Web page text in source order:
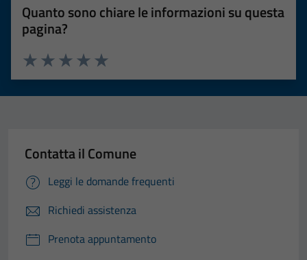
Quanto sono chiare le informazioni su questa
pagina?
Valuta 5 stelle su 5
Valuta 4 stelle su 5
Valuta 3 stelle su 5
Valuta 2 stelle su 5
Valuta 1 stelle su 5
Contatta il Comune
Leggi le domande frequenti
Richiedi assistenza
Prenota appuntamento